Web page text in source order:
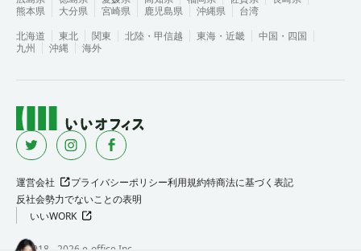
熊本県
大分県 宮崎県 鹿児島県 沖縄県
台湾
北海道
東北 関東 北陸・甲信越 東海・近畿
中国・四国
九州
沖縄 海外
運営会社 プライバシーポリシー利用規約特商法に基づく表記
反社会勢力でないことの表明
いいWORK